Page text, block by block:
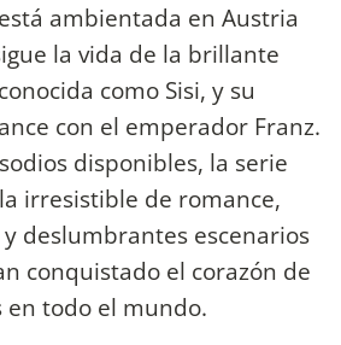
ambientada en Austria
la vida de la brillante
como Sisi, y su
con el emperador Franz.
disponibles, la serie
irresistible de romance,
deslumbrantes escenarios
conquistado el corazón de
en todo el mundo.